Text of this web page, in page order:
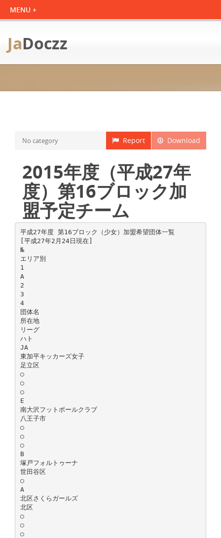
JaDoczz
Download
Report
No category
2015年度（平成27年
度）第16ブロック加
盟予定チーム
平成27年度 第16ブロック（少女）加盟希望団体一覧
[平成27年2月24日現在]
№
エリア別
1
A
2
3
4
団体名
所在地
リーグ
ハト
JA
東加平キッカーズ女子
足立区
○
○
○
E
南大沢フットボールクラブ
八王子市
○
○
○
B
塚戸フォルトゥーナ
世田谷区
○
A
北区さくらガールズ
北区
○
○
○